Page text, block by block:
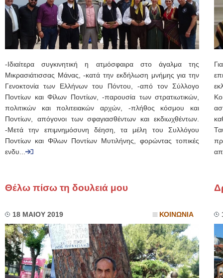
-Ιδιαίτερα συγκινητική η ατμόσφαιρα στο άγαλμα της
Μικρασιάτισσας Μάνας, -κατά την εκδήλωση μνήμης για την
Γενοκτονία των Ελλήνων του Πόντου, -από τον Σύλλογο
Ποντίων και Φίλων Ποντίων, -παρουσία των στρατιωτικών,
πολιτικών και πολιτειακών αρχών, -πλήθος κόσμου και
Ποντίων, απόγονοι των σφαγιασθέντων και εκδιωχθέντων.
-Μετά την επιμνημόσυνη δέηση, τα μέλη του Συλλόγου
Ποντίων και Φίλων Ποντίων Μυτιλήνης, φορώντας τοπικές
ενδυ...
Θέλω πίσω τη δουλειά μου
18 ΜΑΙΟΥ 2019 ΚΟΙΝΩΝΙΑ